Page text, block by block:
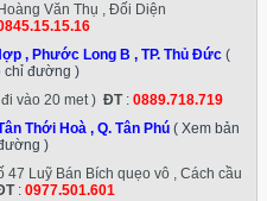
Văn Thụ , Đối Diện
, Phước Long B , TP. Thủ Đức (
chỉ đường )
vào 20 met ) ĐT: 0889.718.719
Thới Hoà , Q. Tân Phú ( Xem bản
)
Luỹ Bán Bích quẹo vô , Cách cầu
: 0977.501.601